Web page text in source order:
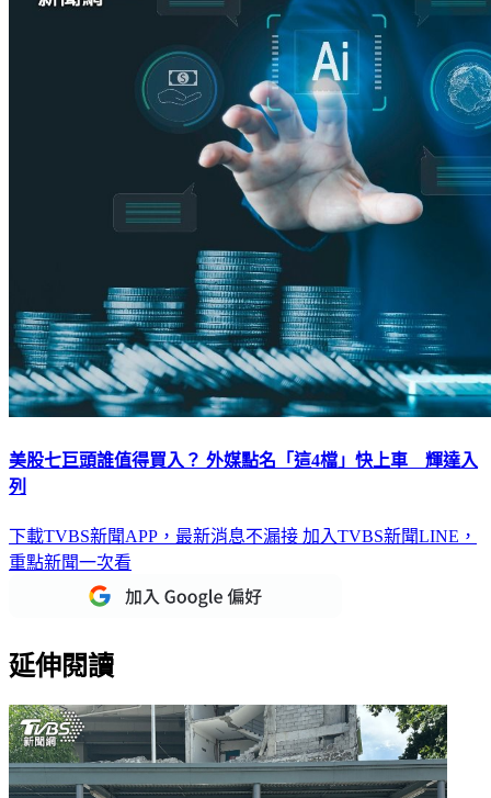
美股七巨頭誰值得買入？ 外媒點名「這4檔」快上車 輝達入
列
下載TVBS新聞APP，最新消息不漏接 加入TVBS新聞LINE，
重點新聞一次看
延伸閱讀